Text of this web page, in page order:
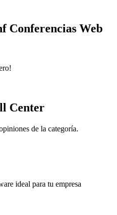
Conferencias Web
Center
de la categoría.
ideal para tu empresa